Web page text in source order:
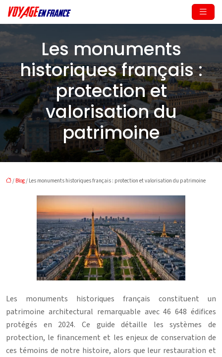
Les monuments
historiques français :
protection et
valorisation du
patrimoine
/ Blog / Les monuments historiques français : protection et valorisation du patrimoine
Les monuments historiques français constituent un
patrimoine architectural remarquable avec 46 648 édifices
protégés en 2024. Ce guide détaille les systèmes de
protection, le financement et les enjeux de conservation de
ces témoins de notre histoire, alors que leur restauration et